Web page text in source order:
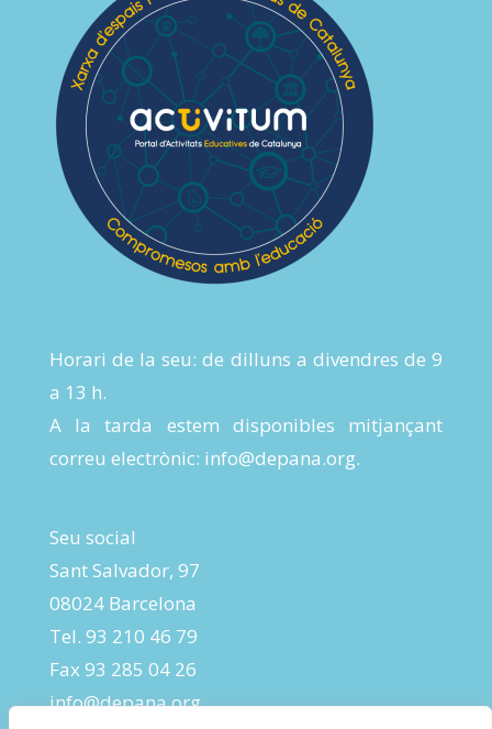
Horari de la seu: de dilluns a divendres de 9
a 13 h.
A la tarda estem disponibles mitjançant
correu electrònic: info@depana.org.
Seu social
Sant Salvador, 97
08024 Barcelona
Tel. 93 210 46 79
Fax 93 285 04 26
info@depana.org